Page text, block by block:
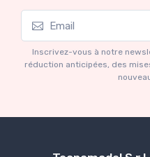
Mythos Collection 1-18
Ferrari 166 MM
€227.05 €239.00
Inscrivez-vous à notre
réduction anticipées, des